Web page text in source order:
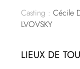
Casting : Cécile
LVOVSKY
LIEUX DE